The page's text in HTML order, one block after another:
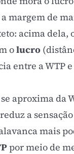
margem de
acima dela,
olucro
entre a WTP
aproxima da
a
mais
por meio de